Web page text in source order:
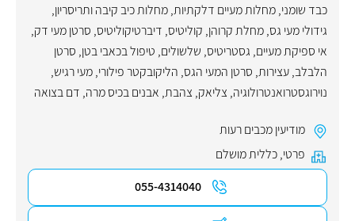
כבד שומני,מחלות מעיים דלקתיות,מחלות כיב קיבה ותריסריון,
גידולי מעי גס,מחלת קרוהן, קוליטיס, דיברטיקוליטיס, סרטן מעי דק,
אי ספיקת מעיים, גסטריטיס, שלשולים, טיפול בכאבי בטן, סרטן
הלבלב,עצירות, סרטן המעי הגס, הליקובקטר פילורי,מעי רגיש,
נוירוגסטרואנטרולוגיה, צליאק, צהבת, אבנים בכיס מרה, דם בצואה
מודיעין מכבים רעות
פרטי,כללית מושלם
055-4314040